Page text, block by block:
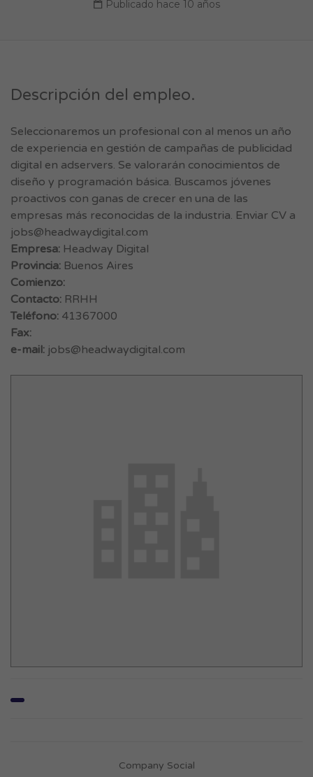
Publicado hace 10 años
Descripción del empleo.
Seleccionaremos un profesional con al menos un año
de experiencia en gestión de campañas de publicidad
digital en adservers. Se valorarán conocimientos de
diseño y programación básica. Buscamos jóvenes
proactivos con ganas de crecer en una de las
empresas más reconocidas de la industria. Enviar CV a
jobs@headwaydigital.com
Empresa: Headway Digital
Provincia: Buenos Aires
Comienzo:
Contacto: RRHH
Teléfono: 41367000
Fax:
e-mail: jobs@headwaydigital.com
Company Social